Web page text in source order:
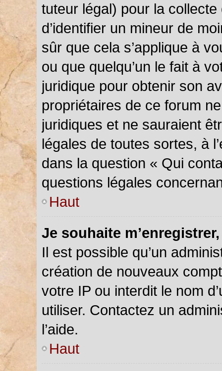
tuteur légal) pour la
d’identifier un mineur de
sûr que cela s’applique à
ou que quelqu’un le fait à
juridique pour obtenir son
propriétaires de ce forum
juridiques et ne sauraient
légales de toutes sortes, à
dans la question « Qui
questions légales
Haut
Je souhaite
Il est possible qu’un
création de nouveaux
votre IP ou interdit le nom
utiliser. Contactez un
l’aide.
Haut